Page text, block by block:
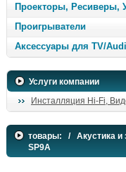
Проекторы, Ресиверы,
Проигрыватели
Аксессуары для TV/
Услуги компании
Инсталляция Hi-Fi,
товары: / Акустика и
SP9A